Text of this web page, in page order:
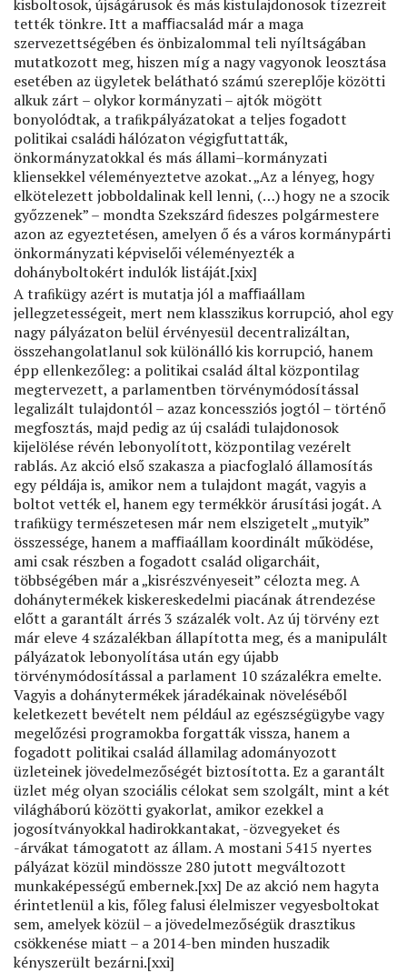
kisboltosok, újságárusok és más kistulajdonosok tízezreit
tették tönkre. Itt a maﬃacsalád már a maga
szervezettségében és önbizalommal teli nyíltságában
mutatkozott meg, hiszen míg a nagy vagyonok leosztása
esetében az ügyletek belátható számú szereplője közötti
alkuk zárt – olykor kormányzati – ajtók mögött
bonyolódtak, a traﬁkpályázatokat a teljes fogadott
politikai családi hálózaton végigfuttatták,
önkormányzatokkal és más állami–kormányzati
kliensekkel véleményeztetve azokat. „Az a lényeg, hogy
elkötelezett jobboldalinak kell lenni, (…) hogy ne a szocik
győzzenek” – mondta Szekszárd ﬁdeszes polgármestere
azon az egyeztetésen, amelyen ő és a város kormánypárti
önkormányzati képviselői véleményezték a
dohányboltokért indulók listáját.[xix]
A traﬁkügy azért is mutatja jól a maﬃaállam
jellegzetességeit, mert nem klasszikus korrupció, ahol egy
nagy pályázaton belül érvényesül decentralizáltan,
összehangolatlanul sok különálló kis korrupció, hanem
épp ellenkezőleg: a politikai család által központilag
megtervezett, a parlamentben törvénymódosítással
legalizált tulajdontól – azaz koncessziós jogtól – történő
megfosztás, majd pedig az új családi tulajdonosok
kijelölése révén lebonyolított, központilag vezérelt
rablás. Az akció első szakasza a piacfoglaló államosítás
egy példája is, amikor nem a tulajdont magát, vagyis a
boltot vették el, hanem egy termékkör árusítási jogát. A
traﬁkügy természetesen már nem elszigetelt „mutyik”
összessége, hanem a maﬃaállam koordinált működése,
ami csak részben a fogadott család oligarcháit,
többségében már a „kisrészvényeseit” célozta meg. A
dohánytermékek kiskereskedelmi piacának átrendezése
előtt a garantált árrés 3 százalék volt. Az új törvény ezt
már eleve 4 százalékban állapította meg, és a manipulált
pályázatok lebonyolítása után egy újabb
törvénymódosítással a parlament 10 százalékra emelte.
Vagyis a dohánytermékek járadékainak növeléséből
keletkezett bevételt nem például az egészségügybe vagy
megelőzési programokba forgatták vissza, hanem a
fogadott politikai család államilag adományozott
üzleteinek jövedelmezőségét biztosította. Ez a garantált
üzlet még olyan szociális célokat sem szolgált, mint a két
világháború közötti gyakorlat, amikor ezekkel a
jogosítványokkal hadirokkantakat, -özvegyeket és
-árvákat támogatott az állam. A mostani 5415 nyertes
pályázat közül mindössze 280 jutott megváltozott
munkaképességű embernek.[xx] De az akció nem hagyta
érintetlenül a kis, főleg falusi élelmiszer vegyesboltokat
sem, amelyek közül – a jövedelmezőségük drasztikus
csökkenése miatt – a 2014-ben minden huszadik
kényszerült bezárni.[xxi]